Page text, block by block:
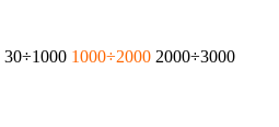
30÷1000 1000÷2000 2000÷3000